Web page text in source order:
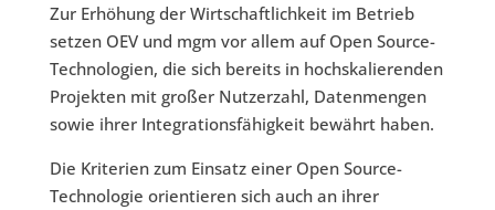
Zur Erhöhung der Wirtschaftlichkeit im Betrieb
setzen OEV und mgm vor allem auf Open Source-
Technologien, die sich bereits in hochskalierenden
Projekten mit großer Nutzerzahl, Datenmengen
sowie ihrer Integrationsfähigkeit bewährt haben.
Die Kriterien zum Einsatz einer Open Source-
Technologie orientieren sich auch an ihrer